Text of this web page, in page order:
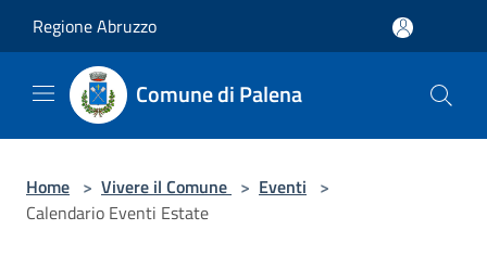
Regione Abruzzo
Comune di Palena
Home > Vivere il Comune > Eventi >
Calendario Eventi Estate